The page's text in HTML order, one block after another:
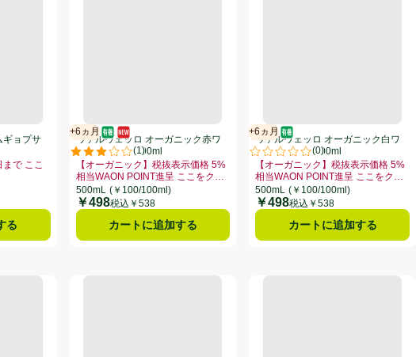
のオファーのある全商品リストを表示
進呈 ここをクリック、、クリックしてこのオファーのある全商品リストを表示
1ヵ月
5点中0.0点。
ギョプサ
ここ
8月31日まで ここをクリック、、クリックしてこのオファーのある全商品リストを表示
る
+6ヵ月
賞味・消費期限保証：6ヵ月
オーガニック/有機
新商品
(1)
評価は1件のレビューで5点中3.0点。
ヴァルヴェッロ オーガニック赤ワ
インビネガー 500ml
【オーガニック】税抜表示価格 5%
相当WAON POINT進呈 ここをク
リック
お買い得品名：【オーガニック】税抜表示価格 5%相当WAON POINT進呈 こ
500mL (￥100/100ml)
価格
￥498税込￥538
カートに追加する
+6ヵ月
賞味・消費期限保証：6ヵ月
オーガニック/有機
(0)
評価は0件のレビューで5点中0.0
ヴァルヴェッロ オーガニック白ワ
インビネガー 500ml
【オーガニック】税抜表示価格 5%
相当WAON POINT進呈 ここをク
リック
お買い得品名：【オーガニック】税
500mL (￥100/100ml)
価格
￥498税込￥538
カートに追加する
ーソース 230g
サンタ・マリア タコスパイスミックス 28gサンタ・マリア ワカモレディ